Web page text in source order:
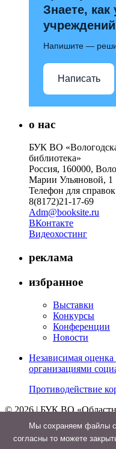
Знаете,
Напишите —
Написать
о нас
БУК ВО
библиотека»
Россия, 160000,
Марии Ульяновой, 1
Телефон для
8(8172)21-17-69
Adm@booksite.ru
ВКонтакте
Видеохостинг
реклама
избранное
Выставки
Конкурсы
Конференции
Новости
Независимая оценка
организациями
Противодействие
© 2026 | БУК ВО
библиотека»
Мы cохраняем файлы
согласны то можете